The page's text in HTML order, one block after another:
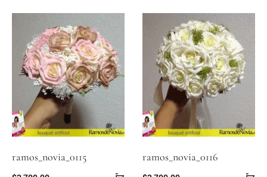
ramos_novia_0115 ramos_novia_0116